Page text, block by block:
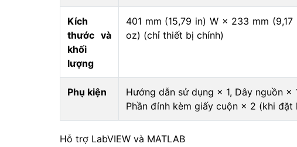
Kích
thước và
khối
lượng
401 mm (15,79 in) W × 233 mm
oz) (chỉ thiết bị chính)
Phụ kiện
Hướng dẫn sử dụng × 1, Dây nguồn
Phần đính kèm giấy cuộn × 2 (khi đặt
Hỗ trợ LabVIEW và MATLAB